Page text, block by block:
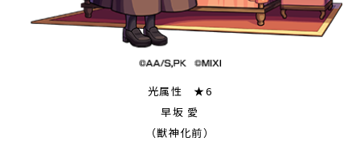
光属性 ★6
早坂 愛
（獣神化前）